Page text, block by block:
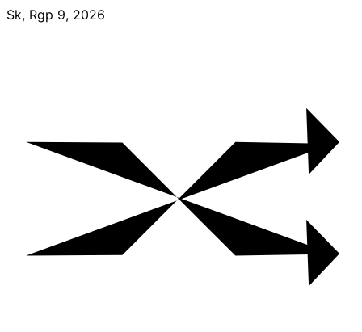
Skip
Sk, Rgp 9, 2026